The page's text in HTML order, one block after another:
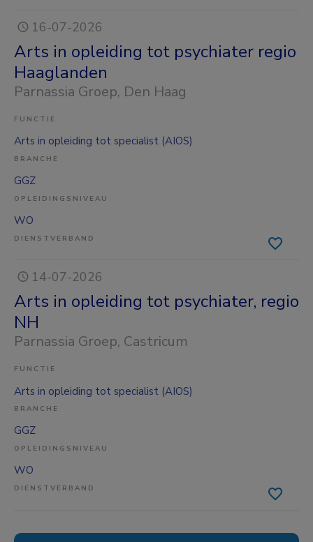
16-07-2026
Arts in opleiding tot psychiater regio
Haaglanden
Parnassia Groep, Den Haag
FUNCTIE
Arts in opleiding tot specialist (AIOS)
BRANCHE
GGZ
OPLEIDINGSNIVEAU
WO
DIENSTVERBAND
14-07-2026
Arts in opleiding tot psychiater, regio
NH
Parnassia Groep, Castricum
FUNCTIE
Arts in opleiding tot specialist (AIOS)
BRANCHE
GGZ
OPLEIDINGSNIVEAU
WO
DIENSTVERBAND